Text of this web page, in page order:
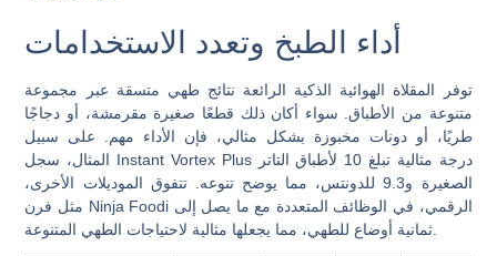
أداء الطبخ وتعدد الاستخدامات
توفر المقلاة الهوائية الذكية الرائعة نتائج طهي متسقة عبر مجموعة
متنوعة من الأطباق. سواء أكان ذلك قطعًا صغيرة مقرمشة، أو دجاجًا
طريًا، أو دونات مخبوزة بشكل مثالي، فإن الأداء مهم. على سبيل
المثال، سجل Instant Vortex Plus درجة مثالية تبلغ 10 لأطباق التاتر
الصغيرة و9.3 للدونتس، مما يوضح تنوعه. تتفوق الموديلات الأخرى،
مثل فرن Ninja Foodi الرقمي، في الوظائف المتعددة مع ما يصل إلى